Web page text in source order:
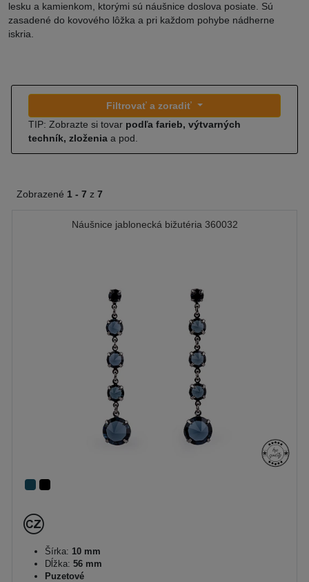
lesku a kamienkom, ktorými sú náušnice doslova posiate. Sú
zasadené do kovového lôžka a pri každom pohybe nádherne
iskria.
Filtrovať a zoradiť
TIP: Zobrazte si tovar podľa farieb, výtvarných
techník, zloženia a pod.
Zobrazené 1 - 7 z 7
Náušnice jablonecká bižutéria 360032
Šírka: 10 mm
Dĺžka: 56 mm
Puzetové